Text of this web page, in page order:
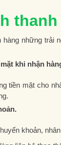
những trải
khi nhận
tiền mặt cho
khoản,